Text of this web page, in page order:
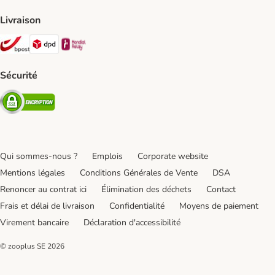
Livraison
Bpost Shipping Method
DPD Shipping Method
Sécurité
Security
Qui sommes-nous ? Emplois
Corporate website
Mentions légales
Conditions Générales de Vente
DSA
Renoncer au contrat ici
Élimination des déchets
Contact
Frais et délai de livraison
Confidentialité
Moyens de paiement
Virement bancaire
Déclaration d'accessibilité
© zooplus SE 2026